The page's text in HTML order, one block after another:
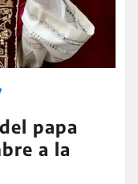
papa
a la